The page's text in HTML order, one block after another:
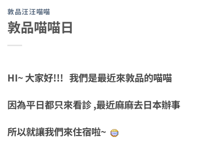
敦品汪汪喵喵
敦品喵喵日
HI~ 大家好!!! 我們是最近來敦品的喵喵
因為平日都只來看診 ,最近麻麻去日本辦事
所以就讓我們來住宿啦~